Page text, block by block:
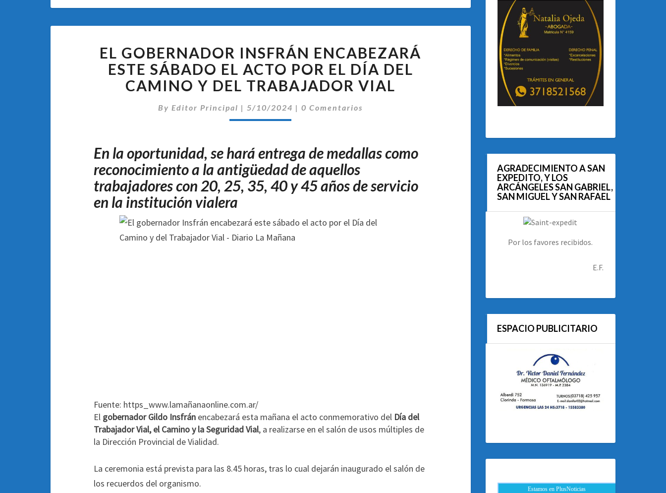
GOBERNADOR
INSFRÁN
ENCABEZARÁ
ESTE
SÁBADO
EL
EL
DÍA
DEL
CAMINO
TRABAJADOR
VIAL
EL GOBERNADOR INSFRÁN ENCABEZARÁ
ESTE SÁBADO EL ACTO POR EL DÍA DEL
CAMINO Y DEL TRABAJADOR VIAL
ByEditor Principal |5/10/2024 |Comentarios
0 Comentarios
En la oportunidad, se hará entrega de medallas como
reconocimiento a la antigüedad de aquellos
trabajadores con 20, 25, 35, 40 y 45 años de servicio
en la institución vialera
Fuente: https_www.lamañanaonline.com.ar/
El gobernador Gildo Insfrán encabezará esta mañana el acto conmemorativo del Día del
Trabajador Vial, el Camino y la Seguridad Vial, a realizarse en el salón de usos múltiples de
la Dirección Provincial de Vialidad.
La ceremonia está prevista para las 8.45 horas, tras lo cual dejarán inaugurado el salón de
los recuerdos del organismo.
AGRADECIMIENTO A SAN
EXPEDITO, Y LOS
ARCÁNGELES SAN GABRIEL,
SAN MIGUEL Y SAN RAFAEL
Por los favores recibidos.
E.F.
ESPACIO PUBLICITARIO
Estamos en PlusNoticias